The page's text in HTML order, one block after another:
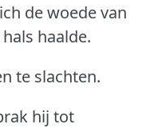
de woede van
haalde.
te slachten.
hij tot